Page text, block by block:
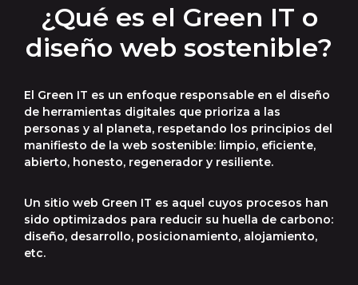
¿Qué es el Green IT o
diseño web sostenible?
El Green IT es un enfoque responsable en el diseño
de herramientas digitales que prioriza a las
personas y al planeta, respetando los principios del
manifiesto de la web sostenible: limpio, eficiente,
abierto, honesto, regenerador y resiliente.
Un sitio web Green IT es aquel cuyos procesos han
sido optimizados para reducir su huella de carbono:
diseño, desarrollo, posicionamiento, alojamiento,
etc.